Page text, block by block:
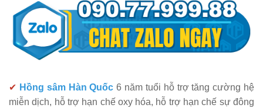
✔ Hồng sâm Hàn Quốc 6 năm tuổi hỗ trợ tăng cường hệ
miễn dịch, hỗ trợ hạn chế oxy hóa, hỗ trợ hạn chế sự đông